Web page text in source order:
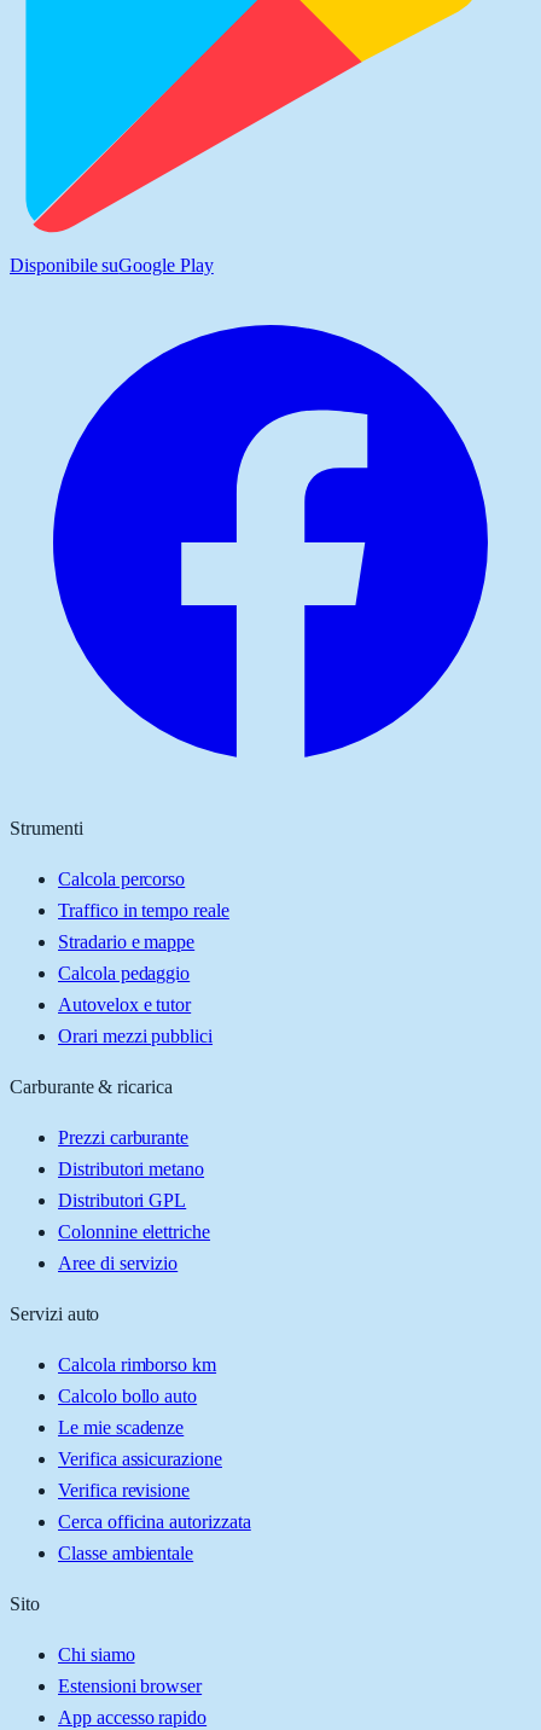
Disponibile suGoogle Play
Strumenti
Calcola percorso
Traffico in tempo reale
Stradario e mappe
Calcola pedaggio
Autovelox e tutor
Orari mezzi pubblici
Carburante & ricarica
Prezzi carburante
Distributori metano
Distributori GPL
Colonnine elettriche
Aree di servizio
Servizi auto
Calcola rimborso km
Calcolo bollo auto
Le mie scadenze
Verifica assicurazione
Verifica revisione
Cerca officina autorizzata
Classe ambientale
Sito
Chi siamo
Estensioni browser
App accesso rapido